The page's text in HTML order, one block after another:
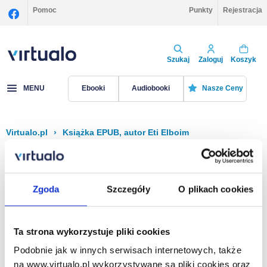
Zgoda Szczegóły O plikach cookies
Ta strona wykorzystuje pliki cookies
Podobnie jak w innych serwisach internetowych, także
na www.virtualo.pl wykorzystywane są pliki cookies oraz
Pomoc Punkty Rejestracja
Szukaj Zaloguj Koszyk
MENU Ebooki Audiobooki Nasze Ceny
Virtualo.pl › Książka EPUB, autor Eti Elboim
Filtruj Sortuj
Na stronie